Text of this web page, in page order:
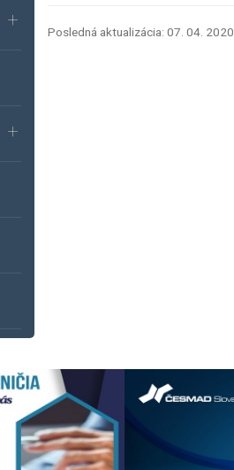
Posledná aktualizácia: 07. 04. 2020